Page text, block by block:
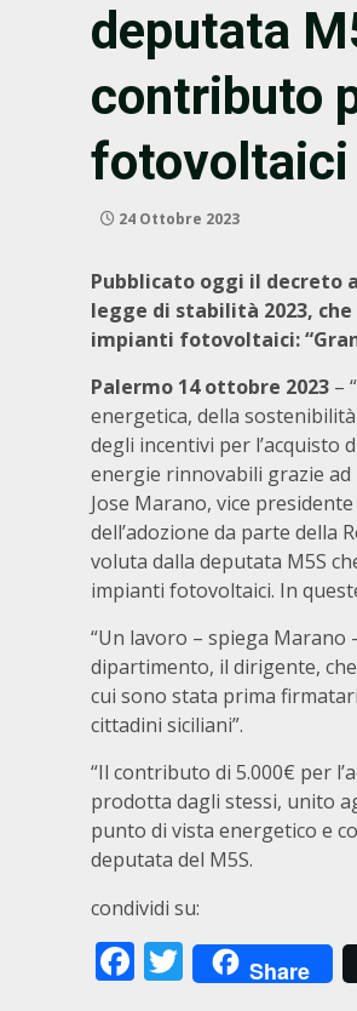
deputata
contributo
fotovoltaici
24 Ottobre 2023
Pubblicato oggi il decreto
legge di stabilità 2023,
impianti fotovoltaici:
Palermo 14 ottobre 2023 –
energetica, della
degli incentivi per l’acquisto
energie rinnovabili grazie ad
Jose Marano, vice
dell’adozione da parte della
voluta dalla deputata M5S
impianti fotovoltaici. In
“Un lavoro – spiega Marano
dipartimento, il dirigente,
cui sono stata prima
cittadini siciliani”.
“Il contributo di 5.000€ per
prodotta dagli stessi, unito
punto di vista energetico e
deputata del M5S.
condividi su:
Facebook
Twitter
Share